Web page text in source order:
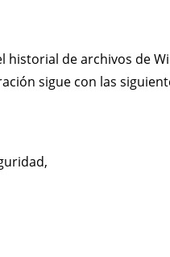
historial de archivos de
sigue con las